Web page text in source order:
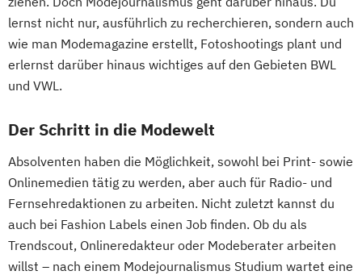
lernst nicht nur, ausführlich zu recherchieren, sondern auch
wie man Modemagazine erstellt, Fotoshootings plant und
erlernst darüber hinaus wichtiges auf den Gebieten BWL
und VWL.
Der Schritt in die Modewelt
Absolventen haben die Möglichkeit, sowohl bei Print- sowie
Onlinemedien tätig zu werden, aber auch für Radio- und
Fernsehredaktionen zu arbeiten. Nicht zuletzt kannst du
auch bei Fashion Labels einen Job finden. Ob du als
Trendscout, Onlineredakteur oder Modeberater arbeiten
willst – nach einem Modejournalismus Studium wartet eine